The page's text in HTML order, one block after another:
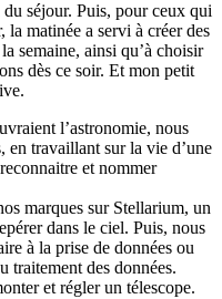
séjour. Puis, pour ceux qui
la matinée a servi à créer des
semaine, ainsi qu’à choisir
dès ce soir. Et mon petit
l’astronomie, nous
en travaillant sur la vie d’une
et nommer
marques sur Stellarium, un
dans le ciel. Puis, nous
à la prise de données ou
traitement des données.
et régler un télescope.